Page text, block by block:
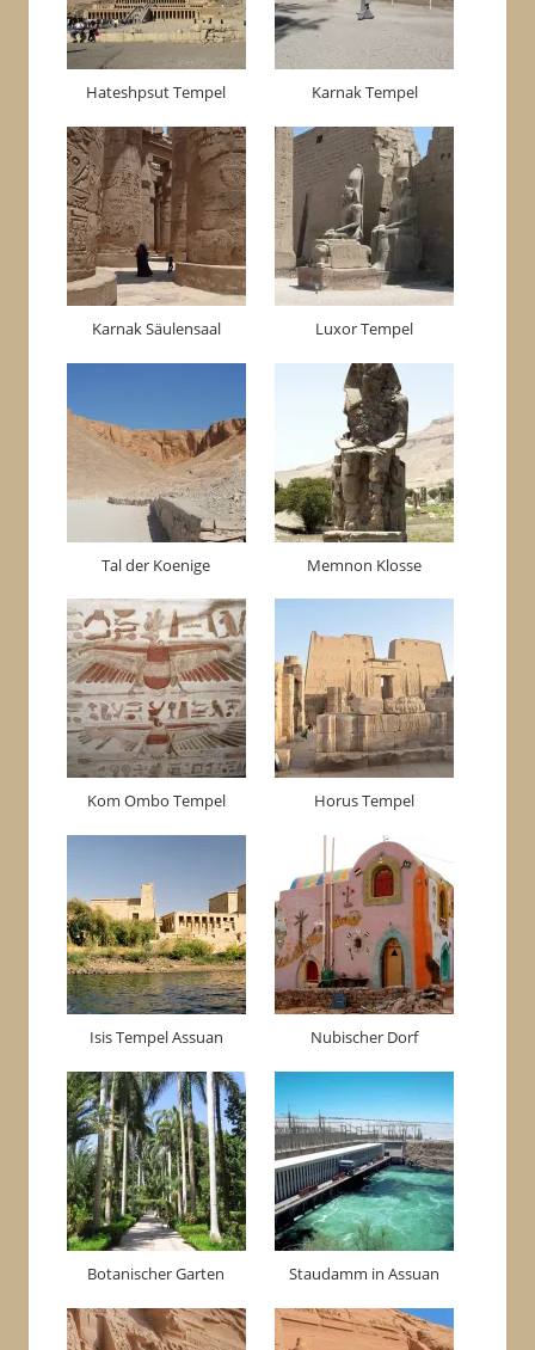
Hateshpsut Tempel Karnak Tempel
Karnak Säulensaal Luxor Tempel
Tal der Koenige Memnon Klosse
Kom Ombo Tempel Horus Tempel
Isis Tempel Assuan Nubischer Dorf
Botanischer Garten Staudamm in Assuan